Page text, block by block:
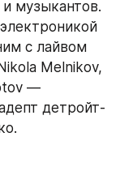
музыкантов.
с лайвом
Melnikov,
—
детройт-